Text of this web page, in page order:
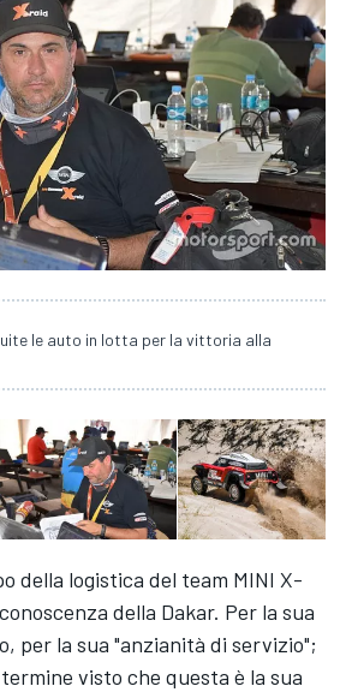
le auto in lotta per la vittoria alla
della logistica del team MINI X-
della Dakar. Per la sua
per la sua "anzianità di servizio";
visto che questa è la sua